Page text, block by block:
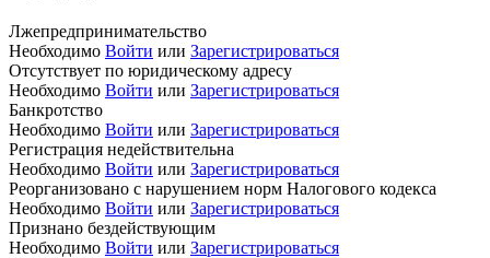
Лжепредпринимательство
Необходимо Войти или Зарегистрироваться
Отсутствует по юридическому адресу
Необходимо Войти или Зарегистрироваться
Банкротство
Необходимо Войти или Зарегистрироваться
Регистрация недействительна
Необходимо Войти или Зарегистрироваться
Реорганизовано с нарушением норм Налогового кодекса
Необходимо Войти или Зарегистрироваться
Признано бездействующим
Необходимо Войти или Зарегистрироваться